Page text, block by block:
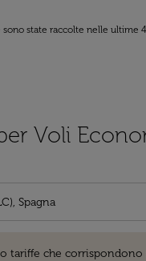
state raccolte nelle ultime
Voli
tariffe che corrispondono